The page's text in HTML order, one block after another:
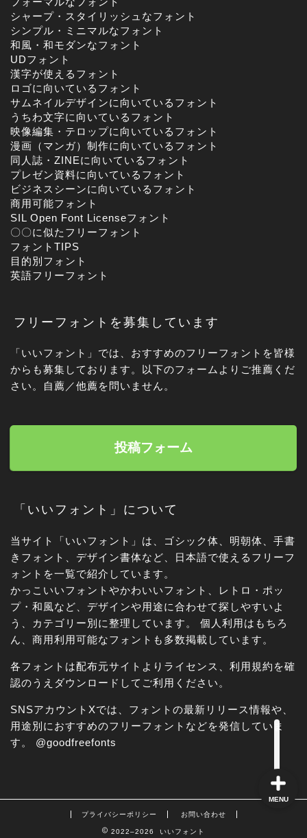
シャープ・スタイリッシュなフォント
シンプル・ミニマルなフォント
和風・和モダンなフォント
UDフォント
漢字が使えるフォント
ロゴに向いているフォント
サムネイルデザインに向いているフォント
うちわ文字に向いているフォント
映像編集・テロップに向いているフォント
漫画（マンガ）制作に向いているフォント
同人誌・ZINEに向いているフォント
プレゼン資料に向いているフォント
ビジネスシーンに向いているフォント
商用可能フォント
SIL Open Font Licenseフォント
〇〇に似たフリーフォント
フォントTIPS
目的別フォント
英語フリーフォント
フリーフォントを募集しています
「いいフォント」では、おすすめのフリーフォントを皆様
からも募集しております。以下のフォームよりご推薦くだ
さい。自薦／他薦を問いません。
投稿フォーム
「いいフォント」について
当サイト「いいフォント」は、ゴシック体、明朝体、手書
きフォント、デザイン書体など、日本語で使えるフリーフ
ォントを一覧で紹介しています。
かっこいいフォントやかわいいフォント、レトロ・ポッ
プ・和風など、デザインや用途に合わせて探しやすいよ
う、カテゴリー別に整理しています。 個人利用はもちろ
ん、商用利用可能なフォントも多数掲載しています。
各フォントは配布元サイトよりライセンス、利用規約を確
認のうえダウンロードしてご利用ください。
SNSアカウントXでは、フォントの最新リリース情報や、
用途別におすすめのフリーフォントなどを発信していま
す。 @goodfreefonts
プライバシーポリシー お問い合わせ
2022–2026 いいフォント
MENU
角ゴシック
丸ゴシック体
明朝体
手書き風